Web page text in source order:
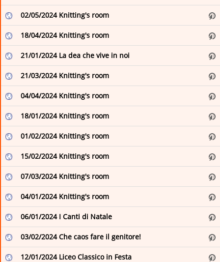
Comune di Biella
Comune di Briona
Comune di Momo
Comune di Romentino
Concerti & Spettacoli
Eventi Comune di Poggibonsi
Feed RSS – Comune di Palermo
Lombardia Notizie Online
Museo Nazionale Romano
Parks.it: News e comunicati dai Parchi
Regioni.it - Notizie dal sito Regioni.it - Turismo
RSS di - ANSA.it
02/05/2024 Knitting's room
18/04/2024 Knitting's room
21/01/2024 La dea che vive in noi
21/03/2024 Knitting's room
04/04/2024 Knitting's room
18/01/2024 Knitting's room
01/02/2024 Knitting's room
15/02/2024 Knitting's room
07/03/2024 Knitting's room
04/01/2024 Knitting's room
06/01/2024 I Canti di Natale
03/02/2024 Che caos fare il genitore!
12/01/2024 Liceo Classico in Festa